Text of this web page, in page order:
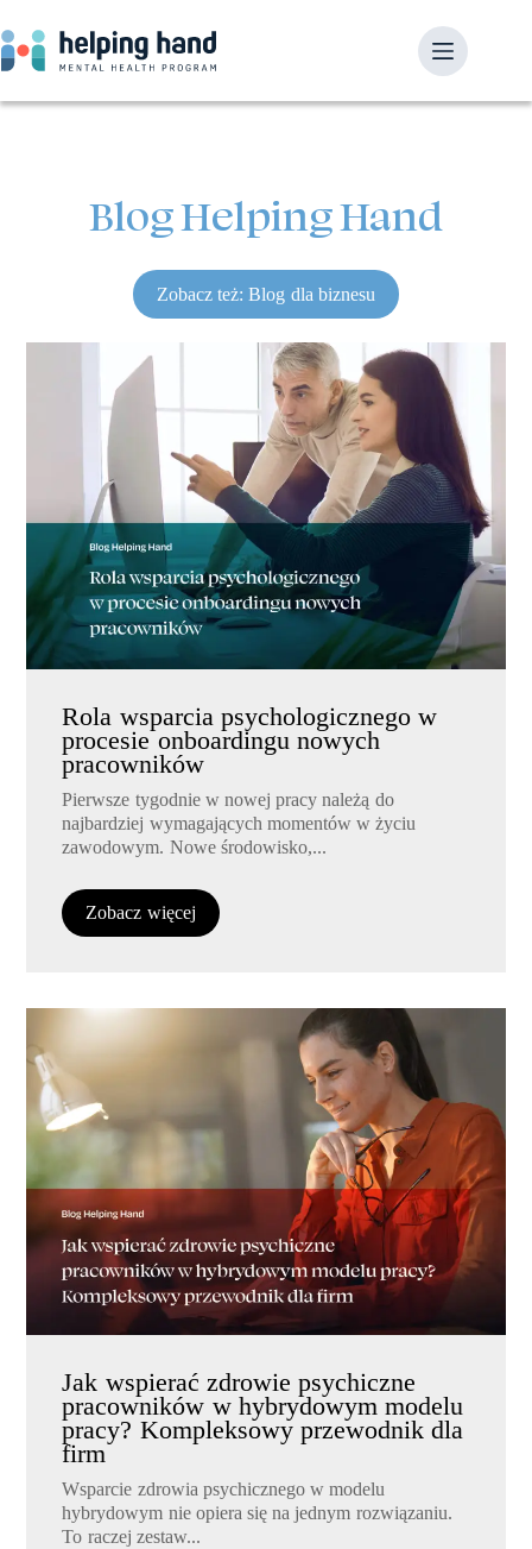
Blog Helping Hand
Zobacz też: Blog dla biznesu
Rola wsparcia psychologicznego w
procesie onboardingu nowych
pracowników
Pierwsze tygodnie w nowej pracy należą do
najbardziej wymagających momentów w życiu
zawodowym. Nowe środowisko,...
Zobacz więcej
Jak wspierać zdrowie psychiczne
pracowników w hybrydowym modelu
pracy? Kompleksowy przewodnik dla
firm
Wsparcie zdrowia psychicznego w modelu
hybrydowym nie opiera się na jednym rozwiązaniu.
To raczej zestaw...